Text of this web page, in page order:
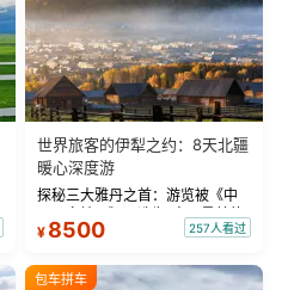
世界旅客的伊犁之约：8天北疆
暖心深度游
探秘三大雅丹之首：游览被《中
国国家地理》评选为“中国最美的
三大雅丹”第一名的克拉玛依魔鬼
瓦人最大村落——禾木村，欣赏
¥ 8500 257人看过
包车拼车